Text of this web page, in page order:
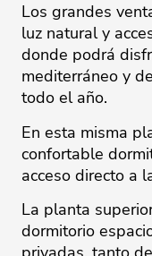
Los grandes
luz natural y
donde podrá
mediterráneo y
todo el año.
En esta misma
confortable
acceso directo a
La planta
dormitorio